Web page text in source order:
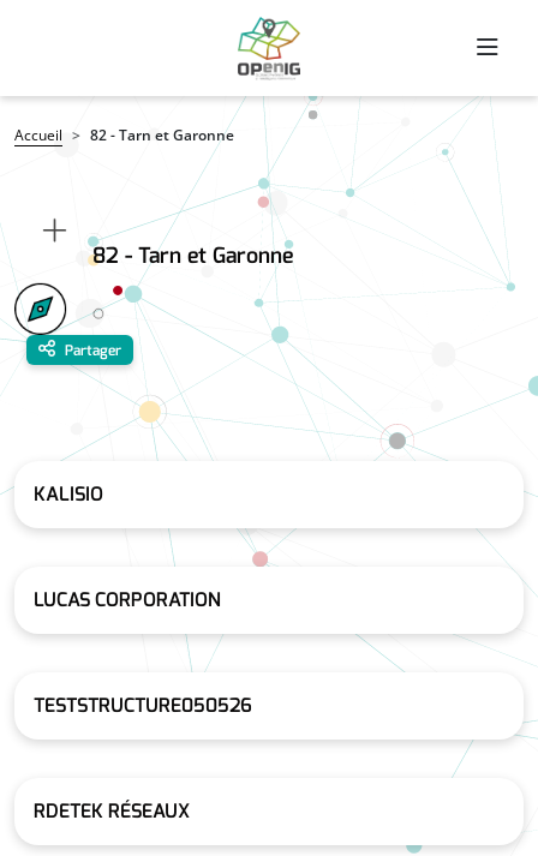
Fil d'Ariane
Accueil 82 - Tarn et Garonne
82 - Tarn et Garonne
Partager
KALISIO
LUCAS CORPORATION
TESTSTRUCTURE050526
RDETEK RÉSEAUX